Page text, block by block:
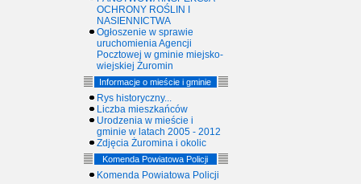
OCHRONY ROŚLIN I
NASIENNICTWA
Ogłoszenie w sprawie
uruchomienia Agencji
Pocztowej w gminie miejsko-
wiejskiej Żuromin
Informacje o mieście i gminie
Rys historyczny...
Liczba mieszkańców
Urodzenia w mieście i
gminie w latach 2005 - 2012
Zdjęcia Żuromina i okolic
Komenda Powiatowa Policji
Komenda Powiatowa Policji